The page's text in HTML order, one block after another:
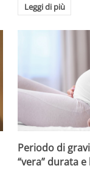
Leggi di più
Periodo di
“vera” durata